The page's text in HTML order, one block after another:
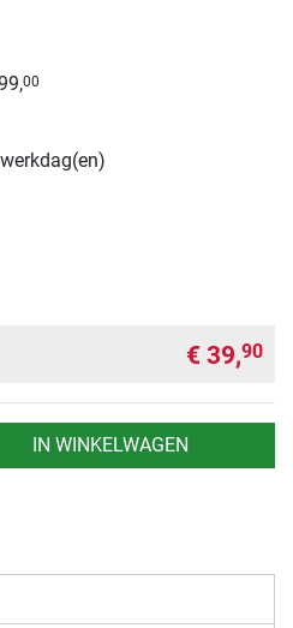
00
€ 39,90
IN WINKELWAGEN